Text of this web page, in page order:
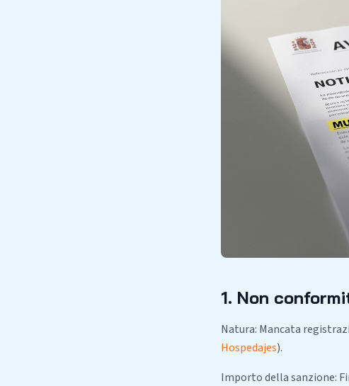
1. Non
Natura: Mancata
Hospedajes).
Importo della sanzione: